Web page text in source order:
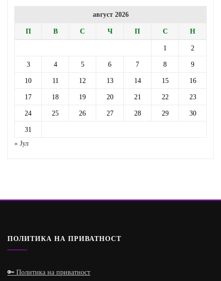
август 2026
П В С Ч П С Н
1 2
3 4 5 6 7 8 9
10 11 12 13 14 15 16
17 18 19 20 21 22 23
24 25 26 27 28 29 30
31
« Јул
ПОЛИТИКА НА ПРИВАТНОСТ
🔑 Политика на приватност